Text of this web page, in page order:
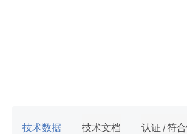
技术数据 技术文档 认证 / 符